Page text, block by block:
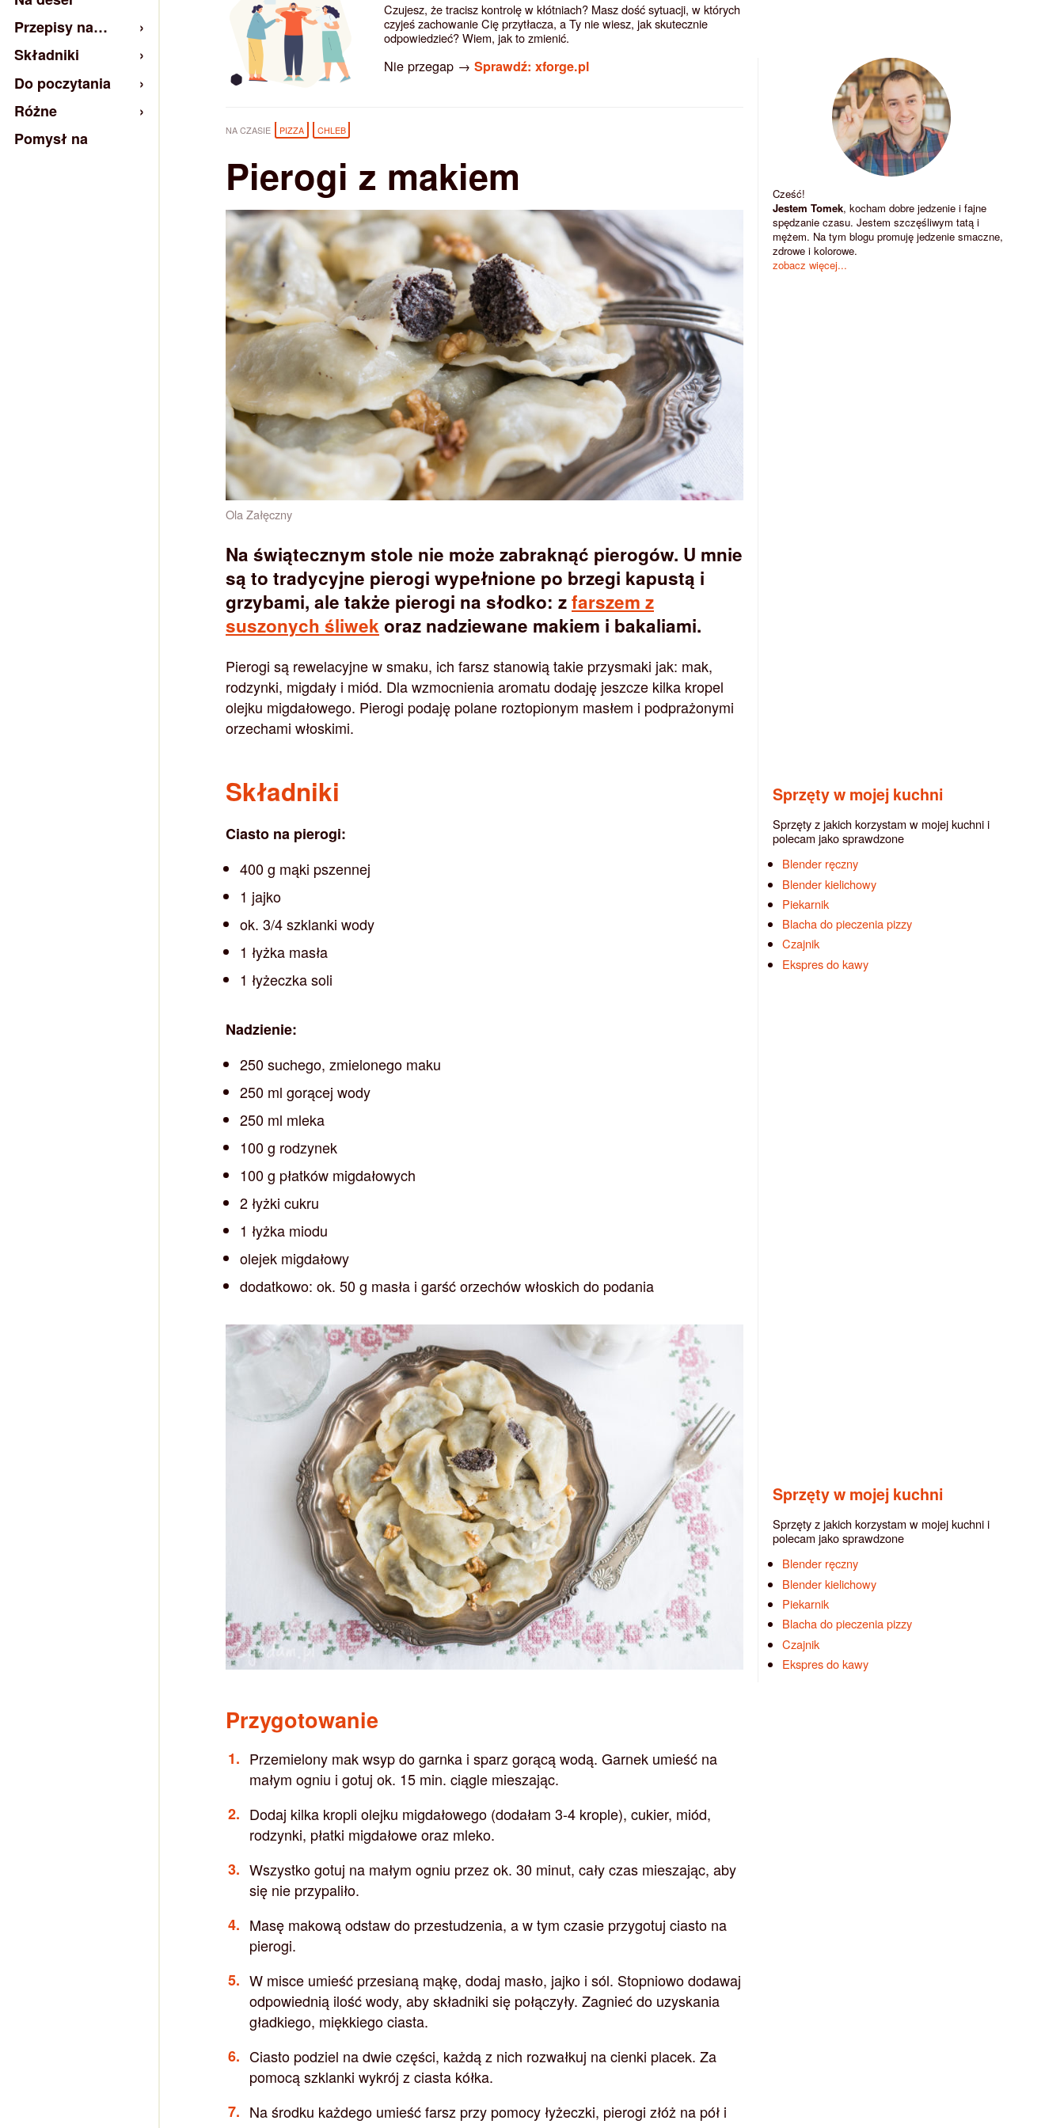
Czujesz, że tracisz kontrolę w kłótniach? Masz dość sytuacji, w których
czyjeś zachowanie Cię przytłacza, a Ty nie wiesz, jak skutecznie
odpowiedzieć? Wiem, jak to zmienić.
Nie przegap → Sprawdź: xforge.pl
NA CZASIE PIZZA CHLEB
Pierogi z makiem
Ola Załęczny
Na świątecznym stole nie może zabraknąć pierogów. U mnie
są to tradycyjne pierogi wypełnione po brzegi kapustą i
grzybami, ale także pierogi na słodko: zfarszem z
suszonych śliwek oraz nadziewane makiem i bakaliami.
Pierogi są rewelacyjne w smaku, ich farsz stanowią takie przysmaki jak: mak,
rodzynki, migdały i miód. Dla wzmocnienia aromatu dodaję jeszcze kilka kropel
olejku migdałowego. Pierogi podaję polane roztopionym masłem i podprażonymi
orzechami włoskimi.
Składniki
Ciasto na pierogi:
400 g mąki pszennej
1 jajko
ok. 3/4 szklanki wody
1 łyżka masła
1 łyżeczka soli
Nadzienie:
250 suchego, zmielonego maku
250 ml gorącej wody
250 ml mleka
100 g rodzynek
100 g płatków migdałowych
2 łyżki cukru
1 łyżka miodu
olejek migdałowy
dodatkowo: ok. 50 g masła i garść orzechów włoskich do podania
Przygotowanie
Przemielony mak wsyp do garnka i sparz gorącą wodą. Garnek umieść na
małym ogniu i gotuj ok. 15 min. ciągle mieszając.
Dodaj kilka kropli olejku migdałowego (dodałam 3-4 krople), cukier, miód,
rodzynki, płatki migdałowe oraz mleko.
Wszystko gotuj na małym ogniu przez ok. 30 minut, cały czas mieszając, aby
się nie przypaliło.
Masę makową odstaw do przestudzenia, a w tym czasie przygotuj ciasto na
pierogi.
W misce umieść przesianą mąkę, dodaj masło, jajko i sól. Stopniowo dodawaj
odpowiednią ilość wody, aby składniki się połączyły. Zagnieć do uzyskania
gładkiego, miękkiego ciasta.
Ciasto podziel na dwie części, każdą z nich rozwałkuj na cienki placek. Za
pomocą szklanki wykrój z ciasta kółka.
Na środku każdego umieść farsz przy pomocy łyżeczki, pierogi złóż na pół i
Cześć!
Jestem Tomek, kocham dobre jedzenie i fajne
spędzanie czasu. Jestem szczęśliwym tatą i
mężem. Na tym blogu promuję jedzenie smaczne,
zdrowe i kolorowe.
zobacz więcej...
Sprzęty w mojej kuchni
Sprzęty z jakich korzystam w mojej kuchni i
polecam jako sprawdzone
Blender ręczny
Blender kielichowy
Piekarnik
Blacha do pieczenia pizzy
Czajnik
Ekspres do kawy
Sprzęty w mojej kuchni
Sprzęty z jakich korzystam w mojej kuchni i
polecam jako sprawdzone
Blender ręczny
Blender kielichowy
Piekarnik
Blacha do pieczenia pizzy
Czajnik
Ekspres do kawy
Przepisy na…
Składniki
Do poczytania
Różne
Pomysł na